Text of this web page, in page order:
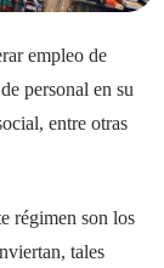
empleo de
personal en su
entre otras
régimen son los
tales